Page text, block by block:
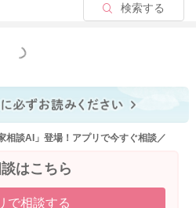
という選択肢もあります。生まれ
今後どう生きていきたいのか、誰
す。
検索する
と見る
相談AI」登場！アプリで今すぐ相談／
はこちら
で相談する